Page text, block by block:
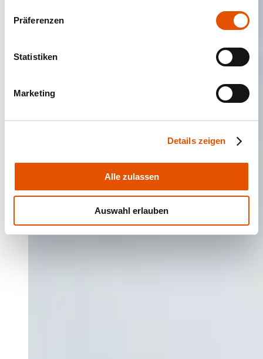
Präferenzen
Statistiken
Marketing
Details zeigen
Alle zulassen
Auswahl erlauben